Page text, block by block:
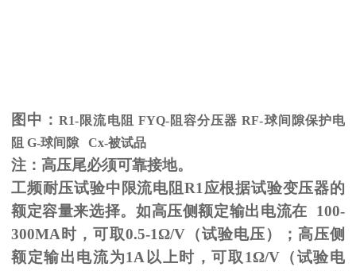
图中：R1-限流电阻 FYQ-阻容分压器RF-球间隙保护电
阻 G-球间隙 Cx-被试品
注：高压尾必须可靠接地。
工频耐压试验中限流电阻 R1 应根据试验变压器的
额定容量来选择。如高压侧额定输出电流在 100-
300MA 时，可取0.5-1Ω/V（试验电压）；高压侧
额定输出电流为1A 以上时，可取 1Ω/V（试验电